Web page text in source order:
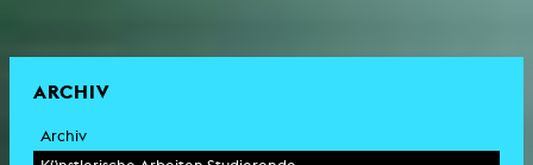
ARCHIV
Archiv